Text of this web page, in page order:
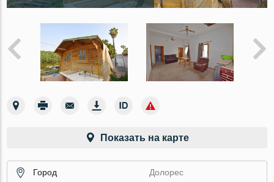
Показать на карте
Город
Долорес